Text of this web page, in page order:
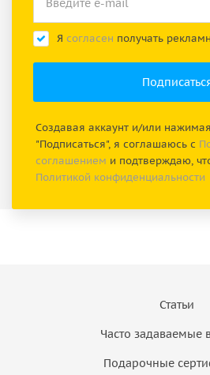
Я согласен получать
Создавая аккаунт и/или
"Подписаться", я соглашаюсь с
соглашением и подтверждаю,
Политикой конфиденциальности
Статьи
Часто задаваемые
Подарочные